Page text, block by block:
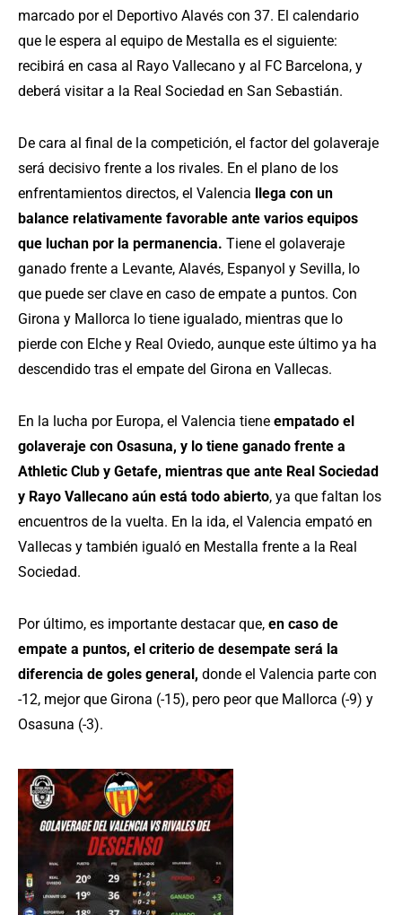
marcado por el Deportivo Alavés con 37. El calendario
que le espera al equipo de Mestalla es el siguiente:
recibirá en casa al Rayo Vallecano y al FC Barcelona, y
deberá visitar a la Real Sociedad en San Sebastián.
De cara al final de la competición, el factor del golaveraje
será decisivo frente a los rivales. En el plano de los
enfrentamientos directos, el Valencia llega con un
balance relativamente favorable ante varios equipos
que luchan por la permanencia. Tiene el golaveraje
ganado frente a Levante, Alavés, Espanyol y Sevilla, lo
que puede ser clave en caso de empate a puntos. Con
Girona y Mallorca lo tiene igualado, mientras que lo
pierde con Elche y Real Oviedo, aunque este último ya ha
descendido tras el empate del Girona en Vallecas.
En la lucha por Europa, el Valencia tiene empatado el
golaveraje con Osasuna, y lo tiene ganado frente a
Athletic Club y Getafe, mientras que ante Real Sociedad
y Rayo Vallecano aún está todo abierto, ya que faltan los
encuentros de la vuelta. En la ida, el Valencia empató en
Vallecas y también igualó en Mestalla frente a la Real
Sociedad.
Por último, es importante destacar que, en caso de
empate a puntos, el criterio de desempate será la
diferencia de goles general, donde el Valencia parte con
-12, mejor que Girona (-15), pero peor que Mallorca (-9) y
Osasuna (-3).